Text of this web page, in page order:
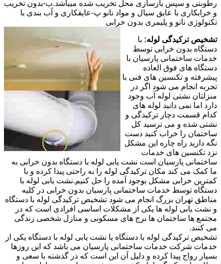
رطوبتی و سپس بازسازی محل تخریب شده میباشد.ب-بدون تخریب
و خرابکاری با عایق سیال و مواد نانو پ-عایقکاری و آب بندی با
تکنولوژی نانو و پلیمری بدون خرابی
تشخیص ترکیدگی لوله: با
دستگاه بدون خرابی توسط
خدمات ساختمانی پارسیان با
دستگاه های فوق العاده
پیشرفته و تکنسین های فنی با
تجربه انجام می شود اگر در
منزلتان نشتی لوله آب وجود
دارد اما نمی دانید لوله های
کدام قسمت دچار ترکیدگی و
نشتی شده و می ترسید کل
ساختمان را خراب کنید دست
نگه دارید راه چاره این مشکل
نزد تکنسین های خدمات
ساختمانی پارسیان است نشت یابی لوله با دستگاه بدون خرابی به
ما کمک می کند مکان ترکیدگی لوله را به راحتی پیدا کرده و با
کمترین خرابی مشکل بوجود آمده را حل کنیم.نشت یابی لوله با
دستگاه توسط خدمات ساختمانی پارسیان بدون خرابی در کلیه
مناطق تهران بزرگ انجام می شود تشخیص ترکیدگی لوله با دستگاه
و نشت یابی لوله ها یکی از مشکلات اساسی افرادی است که در
مجتمع ها ساختمان ها برج های مسکونی و منازل شخصی زندگی
می کنند.
تشخیص ترکیدگی لوله با دستگاه یا نشت یابی لوله با دستگاه یکی از
خدمات شرکت خدمات ساختمانی پارسیان می باشد که این روزها
بسیار رواج پیدا کرده و دلیل آن این است که در گذشته با سعی و